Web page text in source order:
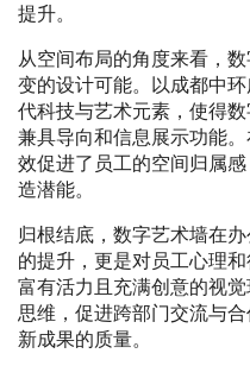
提升。
从空间布局的角度来看，
变的设计可能。以成都中
代科技与艺术元素，使得
兼具导向和信息展示功能
效促进了员工的空间归属
造潜能。
归根结底，数字艺术墙在
的提升，更是对员工心理
富有活力且充满创意的视
思维，促进跨部门交流与
新成果的质量。